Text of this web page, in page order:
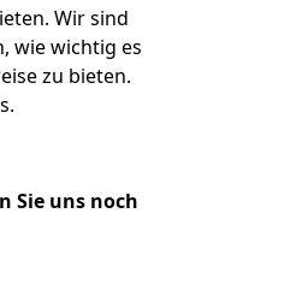
Wir sind
wie wichtig es
zu bieten.
Sie uns noch